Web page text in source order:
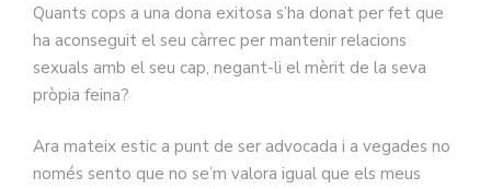
Quants cops a una dona exitosa s’ha donat per fet que
ha aconseguit el seu càrrec per mantenir relacions
sexuals amb el seu cap, negant-li el mèrit de la seva
pròpia feina?
Ara mateix estic a punt de ser advocada i a vegades no
només sento que no se’m valora igual que els meus